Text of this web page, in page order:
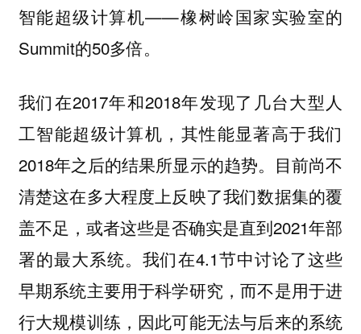
智能超级计算机——橡树岭国家实验室的
Summit的50多倍。
我们在2017年和2018年发现了几台大型人
工智能超级计算机，其性能显著高于我们
2018年之后的结果所显示的趋势。目前尚不
清楚这在多大程度上反映了我们数据集的覆
盖不足，或者这些是否确实是直到2021年部
署的最大系统。我们在4.1节中讨论了这些
早期系统主要用于科学研究，而不是用于进
行大规模训练，因此可能无法与后来的系统